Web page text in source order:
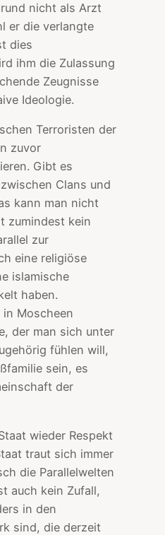
nicht als Arzt
er die verlangte
dies
ihm die Zulassung
Zeugnisse
Ideologie.
Terroristen der
zuvor
Gibt es
Clans und
kann man nicht
zumindest kein
zur
eine religiöse
islamische
haben.
Moscheen
der man sich unter
fühlen will,
sein, es
der
wieder Respekt
traut sich immer
die Parallelwelten
auch kein Zufall,
in den
sind, die derzeit